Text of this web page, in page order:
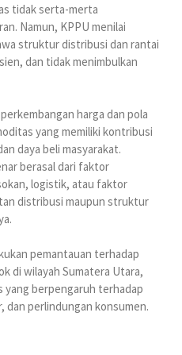
tidak serta-merta
Namun, KPPU menilai
struktur distribusi dan rantai
dan tidak menimbulkan
harga dan pola
yang memiliki kontribusi
daya beli masyarakat.
berasal dari faktor
logistik, atau faktor
distribusi maupun struktur
pemantauan terhadap
di wilayah Sumatera Utara,
berpengaruh terhadap
dan perlindungan konsumen.